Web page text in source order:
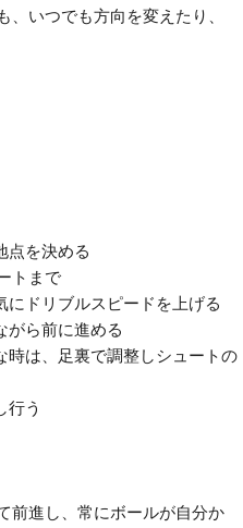
、いつでも方向を変えたり、
点を決める
トまで
にドリブルスピードを上げる
がら前に進める
時は、足裏で調整しシュートの
行う
前進し、常にボールが自分か